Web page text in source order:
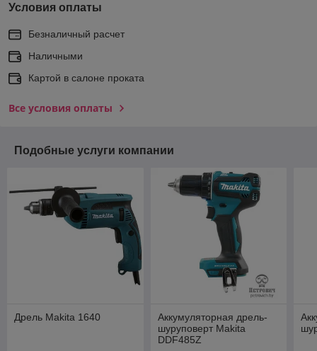
Условия оплаты
Безналичный расчет
Наличными
Картой в салоне проката
Все условия оплаты
Подобные услуги компании
Дрель Makita 1640
Аккумуляторная дрель-
шуруповерт Makita
DDF485Z